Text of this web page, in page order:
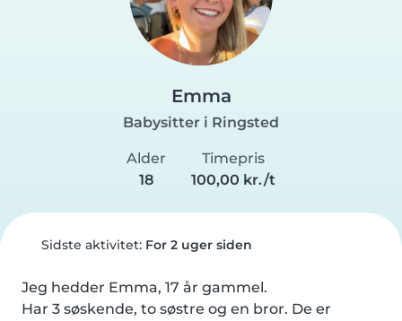
Emma
Babysitter i Ringsted
Alder
18
Timepris
100,00 kr./t
Sidste aktivitet: For 2 uger siden
Jeg hedder Emma, 17 år gammel.
Har 3 søskende, to søstre og en bror. De er